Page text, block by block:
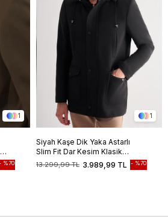
1
%70
1
Siyah Kaşe Dik Yaka Astarlı
Slim Fit Dar Kesim Klasik
Kaban
3.989,99 TL
13.299,99 TL %70